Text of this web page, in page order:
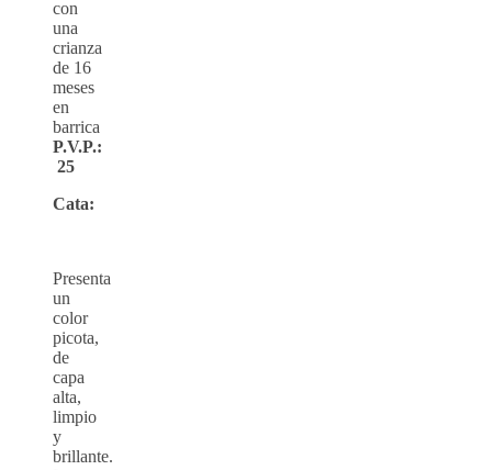
con
una
crianza
de 16
meses
en
barrica
P.V.P.:
25
Cata:
Presenta
un
color
picota,
de
capa
alta,
limpio
y
brillante.